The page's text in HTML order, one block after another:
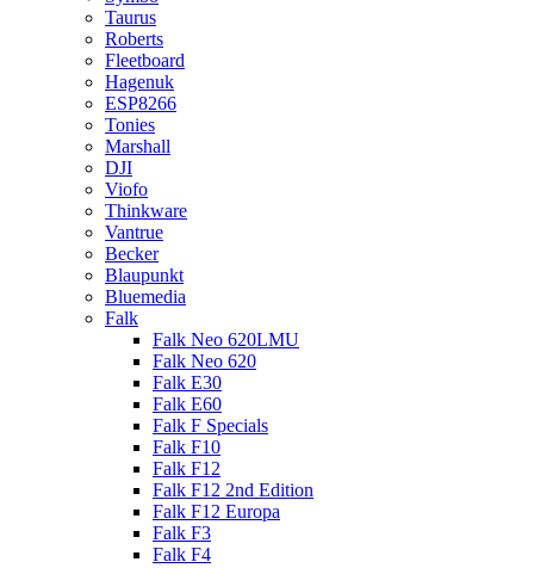
Taurus
Roberts
Fleetboard
Hagenuk
ESP8266
Tonies
Marshall
DJI
Viofo
Thinkware
Vantrue
Becker
Blaupunkt
Bluemedia
Falk
Falk Neo 620LMU
Falk Neo 620
Falk E30
Falk E60
Falk F Specials
Falk F10
Falk F12
Falk F12 2nd Edition
Falk F12 Europa
Falk F3
Falk F4